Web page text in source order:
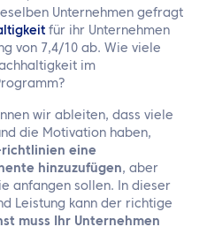
Unternehmen gefragt
für ihr Unternehmen
von 7,4/10 ab. Wie viele
im
wir ableiten, dass viele
die Motivation haben,
richtlinien eine
hinzuzufügen, aber
anfangen sollen. In dieser
Leistung kann der richtige
muss Ihr Unternehmen